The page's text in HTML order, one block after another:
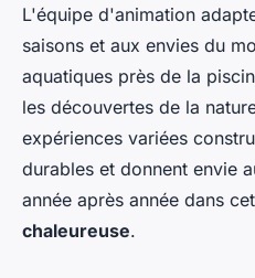
L'équipe d'animation
saisons et aux envies du
aquatiques près de la
les découvertes de la
expériences variées
durables et donnent envie
année après année dans
chaleureuse.